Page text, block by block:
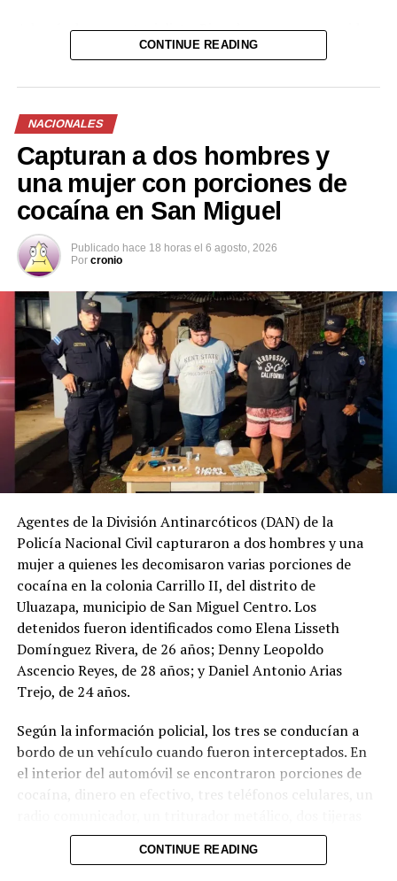
Comparte esto:
Me gusta esto:
Además de ser motociclista, Ricardo era un reconocido
futbolista de la zona y dejó un profundo pesar entre
el momento no se han dado a conocer más detalles
sobre las circunstancias exactas del accidente ni el
estado de salud de su acompañante.
Las autoridades continúan con las investigaciones
correspondientes para determinar las causas del
siniestro vial.
Comparte esto:
Facebook
CONTINUE READING
NACIONALES
Capturan a dos hombres y
una mujer con porciones de
cocaína en San Miguel
Publicado hace 18 horas el 6 agosto, 2026
Por cronio
Agentes de la División Antinarcóticos (DAN) de la
Policía Nacional Civil capturaron a dos hombres y una
mujer a quienes les decomisaron varias porciones de
cocaína en la colonia Carrillo II, del distrito de
Uluazapa, municipio de San Miguel Centro. Los
detenidos fueron identificados como Elena Lisseth
Domínguez Rivera, de 26 años; Denny Leopoldo
Ascencio Reyes, de 28 años; y Daniel Antonio Arias
Trejo, de 24 años.
Según la información policial, los tres se conducían a
bordo de un vehículo cuando fueron interceptados. En
el interior del automóvil se encontraron porciones de
cocaína, dinero en efectivo, tres teléfonos celulares, un
metálicas, un paquete de papel para elaborar cigarrillos
y varias bolsas plásticas transparentes.
CONTINUE READING